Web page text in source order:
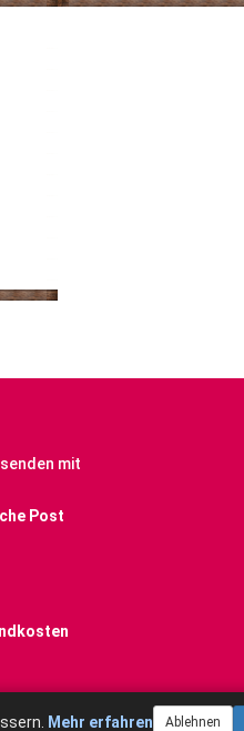
mit
Post
Mehr erfahren Ablehnen